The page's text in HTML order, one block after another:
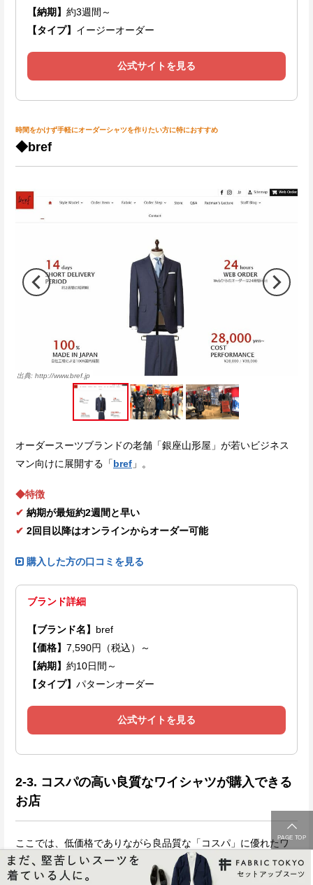
【納期】 約3週間～
【タイプ】 イージーオーダー
公式サイトを見る
時間をかけず手軽にオーダーシャツを作りたい方に特におすすめ
◆bref
http://www.bref.jp
オーダースーツブランドの老舗「銀座山形屋」が若いビジネス
マン向けに展開する「bref 」。
◆特徴
✔ 納期が最短約2週間と早い
✔ 2回目以降はオンラインからオーダー可能
購入した方の口コミを見る
ブランド詳細
【ブランド名】 bref
【価格】 7,590円（税込）～
【納期】 約10日間～
【タイプ】 パターンオーダー
公式サイトを見る
2-3. コスパの高い良質なワイシャツが購入できる
お店
ここでは、低価格でありながら良品質な「コスパ」に優れたワ
イシャツ店を紹介します。
PAGE TOP